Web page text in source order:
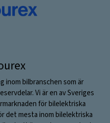
inom bilbranschen som är
Vi är en av Sveriges
för bilelektriska
det mesta inom bilelektriska